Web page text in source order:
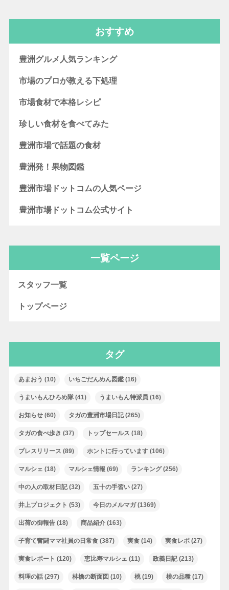
おすすめ
豊洲グルメ人気ランキング
市場のプロが教える下処理
市場食材で本格レシピ
珍しい食材を食べてみた
豊洲市場で話題の食材
豊洲発！果物図鑑
豊洲市場ドットコムの人気ページ
豊洲市場ドットコム公式サイト
一覧ページ
スタッフ一覧
トップページ
タグ
あまおう (10) いちごだんめん図鑑(16)
うまいもんひろめ隊(41) うまいもん特派員 (16)
お知らせ(60) タガの豊洲市場日記(265)
タガの食べ歩き (37) トップセールス (18)
プレスリリース (89) ホントに行っています(106)
マルシェ (18) マルシェ情報 (69) ランキング(256)
中の人の取材日記(32) 五十の手習い(27)
井上プロジェクト (53) 今日のメルマガ(1369)
出荷の御報告(18) 商品紹介(163)
子育て奮闘ママ社員の日常食(387) 実食(14) 実食レポ(27)
実食レポート (120) 恵比寿マルシェ (11) 政義日記(213)
料理の話(297) 林檎の断面図 (10) 桃(19) 桃の品種(17)